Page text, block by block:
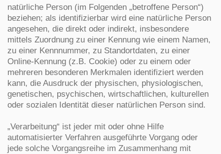
natürliche Person (im Folgenden „betroffene Person“)
beziehen; als identifizierbar wird eine natürliche Person
angesehen, die direkt oder indirekt, insbesondere
mittels Zuordnung zu einer Kennung wie einem Namen,
zu einer Kennnummer, zu Standortdaten, zu einer
Online-Kennung (z.B. Cookie) oder zu einem oder
mehreren besonderen Merkmalen identifiziert werden
kann, die Ausdruck der physischen, physiologischen,
genetischen, psychischen, wirtschaftlichen, kulturellen
oder sozialen Identität dieser natürlichen Person sind.
„Verarbeitung“ ist jeder mit oder ohne Hilfe
automatisierter Verfahren ausgeführte Vorgang oder
jede solche Vorgangsreihe im Zusammenhang mit